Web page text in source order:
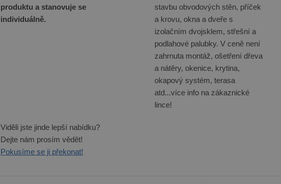
produktu a stanovuje se
individuálně.
stavbu obvodových stěn, příček
a krovu, okna a dveře s
izolačním dvojsklem, střešní a
podlahové palubky. V ceně není
zahrnuta montáž, ošetření dřeva
a nátěry, okenice, krytina,
okapový systém, terasa
atd...více info na zákaznické
lince!
Viděli jste jinde lepší nabídku?
Dejte nám prosím vědět!
Pokusíme se ji překonat!